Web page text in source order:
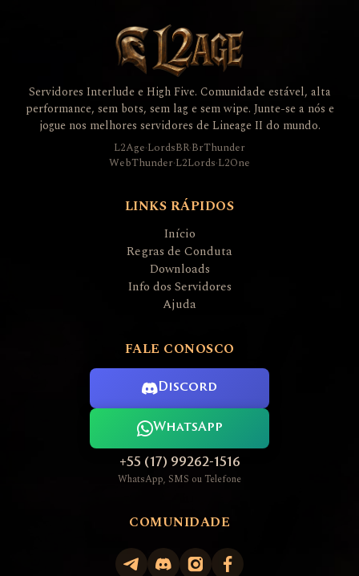
Servidores Interlude e High Five. Comunidade estável, alta
performance, sem bots, sem lag e sem wipe. Junte-se a nós e
jogue nos melhores servidores de Lineage II do mundo.
L2Age·LordsBR·BrThunder
WebThunder·L2Lords·L2One
LINKS RÁPIDOS
Início
Regras de Conduta
Downloads
Info dos Servidores
Ajuda
FALE CONOSCO
Discord
WhatsApp
+55 (17) 99262-1516
WhatsApp, SMS ou Telefone
COMUNIDADE